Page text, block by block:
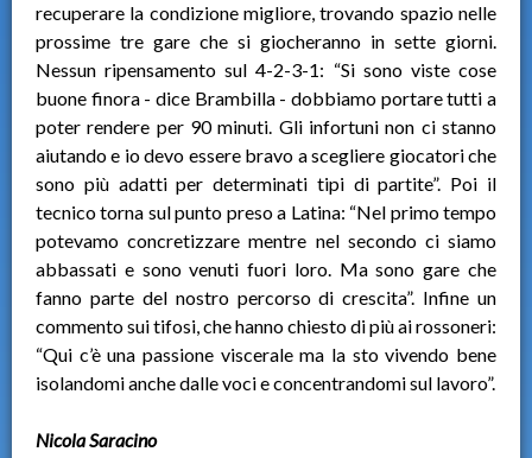
recuperare la condizione migliore, trovando spazio nelle
prossime tre gare che si giocheranno in sette giorni.
Nessun ripensamento sul 4-2-3-1: “Si sono viste cose
buone finora - dice Brambilla - dobbiamo portare tutti a
poter rendere per 90 minuti. Gli infortuni non ci stanno
aiutando e io devo essere bravo a scegliere giocatori che
sono più adatti per determinati tipi di partite”. Poi il
tecnico torna sul punto preso a Latina: “Nel primo tempo
potevamo concretizzare mentre nel secondo ci siamo
abbassati e sono venuti fuori loro. Ma sono gare che
fanno parte del nostro percorso di crescita”. Infine un
commento sui tifosi, che hanno chiesto di più ai rossoneri:
“Qui c’è una passione viscerale ma la sto vivendo bene
isolandomi anche dalle voci e concentrandomi sul lavoro”.
Nicola Saracino